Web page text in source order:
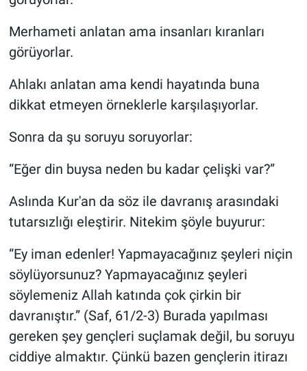
Merhameti anlatan ama insanları kıranları
görüyorlar.
Ahlakı anlatan ama kendi hayatında buna
dikkat etmeyen örneklerle karşılaşıyorlar.
Sonra da şu soruyu soruyorlar:
“Eğer din buysa neden bu kadar çelişki var?”
Aslında Kur'an da söz ile davranış arasındaki
tutarsızlığı eleştirir. Nitekim şöyle buyurur:
“Ey iman edenler! Yapmayacağınız şeyleri niçin
söylüyorsunuz? Yapmayacağınız şeyleri
söylemeniz Allah katında çok çirkin bir
davranıştır.” (Saf, 61/2-3) Burada yapılması
gereken şey gençleri suçlamak değil, bu soruyu
ciddiye almaktır. Çünkü bazen gençlerin itirazı